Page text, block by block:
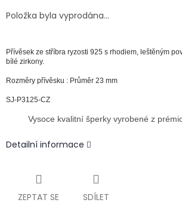
Položka byla vyprodána…
Přívěsek ze stříbra ryzosti 925 s rhodiem, leštěným
bílé zirkony.
Rozměry přívěsku : Průměr 23 mm
SJ-P3125-CZ
Vysoce kvalitní šperky vyrobené z
Detailní informace
ZEPTAT SE SDÍLET